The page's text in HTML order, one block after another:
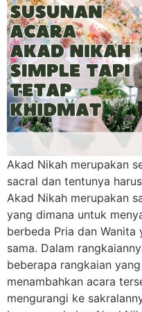
Akad Nikah merupakan
sacral dan tentunya
Akad Nikah merupakan
yang dimana untuk
berbeda Pria dan
sama. Dalam
beberapa rangkaian
menambahkan acara
mengurangi ke